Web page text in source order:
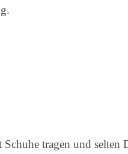
tragen und selten